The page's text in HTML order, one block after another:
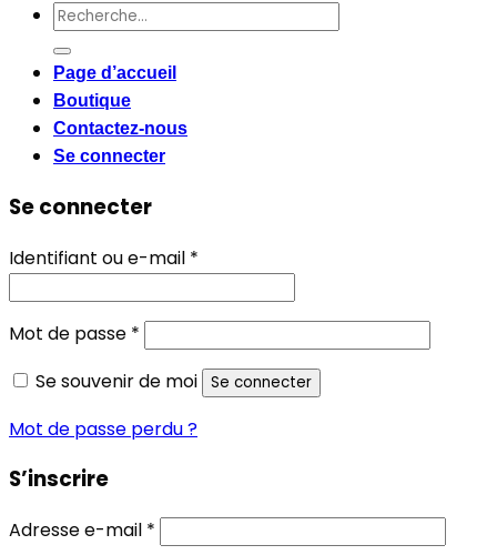
Recherche
pour :
Page d’accueil
Boutique
Contactez-nous
Se connecter
Se connecter
Identifiant ou e-mail *
Mot de passe *
Se souvenir de moi
Se connecter
Mot de passe perdu ?
S’inscrire
Adresse e-mail *